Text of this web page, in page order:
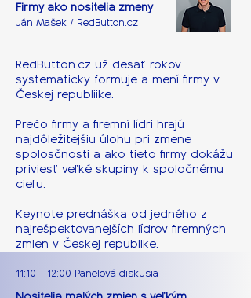
Firmy ako nositelia zmeny
Ján Mašek / RedButton.cz
RedButton.cz už desať rokov
systematicky formuje a mení firmy v
Českej republiike.
Prečo firmy a firemní lídri hrajú
najdôležitejšiu úlohu pri zmene
spolosčnosti a ako tieto firmy dokážu
priviesť veľké skupiny k spoločnému
cieľu.
Keynote prednáška od jedného z
najrešpektovanejších lídrov firemných
zmien v Českej republike.
11:10 - 12:00 Panelová diskusia